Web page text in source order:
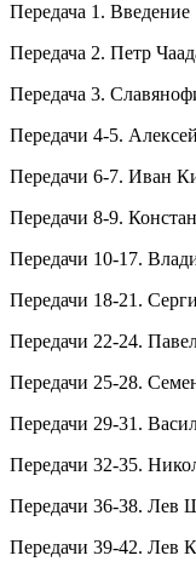
Передача 1. Введение
Передача 2. Петр
Передача 3.
Передачи 4-5.
Передачи 6-7. Иван
Передачи 8-9.
Передачи 10-17.
Передачи 18-21.
Передачи 22-24.
Передачи 25-28.
Передачи 29-31.
Передачи 32-35.
Передачи 36-38. Лев
Передачи 39-42. Лев